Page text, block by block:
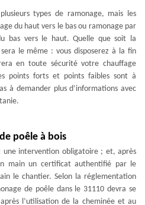
types de ramonage, mais les
du haut vers le bas ou ramonage par
bas vers le haut. Quelle que soit la
le même : vous disposerez à la fin
en toute sécurité votre chauffage
points forts et points faibles sont à
à demander plus d’informations avec
poêle à bois
une intervention obligatoire ; et, après
main un certificat authentifié par le
le chantier. Selon la réglementation
de poêle dans le 31110 devra se
l’utilisation de la cheminée et au